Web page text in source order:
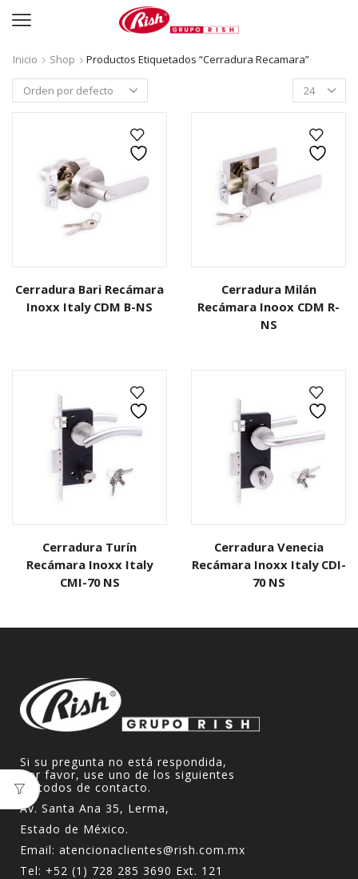
Inicio Shop
Productos Etiquetados “cerradura Recamara”
Productos
per
Cerradura Bari Recámara
Inoxx Italy CDM B-NS
Cerradura Milán
Recámara Inoox CDM R-
NS
Cerradura Turín
Recámara Inoxx Italy
CMI-70 NS
Cerradura Venecia
Recámara Inoxx Italy CDI-
70 NS
Si su pregunta no está respondida,
Por favor, use uno de los siguientes
métodos de contacto.
Av. Santa Ana 35, Lerma,
Estado de México.
Email: atencionaclientes@rish.com.mx
Tel: +52 (1) 728 285 3690 Ext. 121